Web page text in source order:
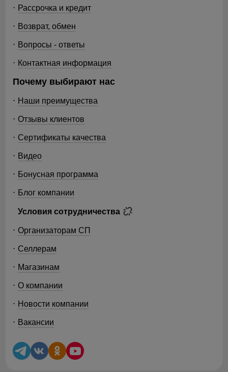
Рассрочка и кредит
Возврат, обмен
Вопросы - ответы
Контактная информация
Почему выбирают нас
Наши преимущества
Отзывы клиентов
Сертификаты качества
Видео
Бонусная программа
Блог компании
Условия сотрудничества
Организаторам СП
Селлерам
Магазинам
О компании
Новости компании
Вакансии